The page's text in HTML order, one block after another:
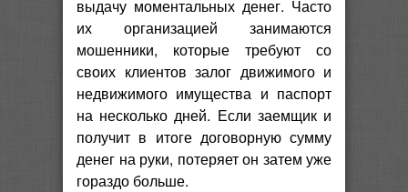
выдачу моментальных денег. Часто
их организацией занимаются
мошенники, которые требуют со
своих клиентов залог движимого и
недвижимого имущества и паспорт
на несколько дней. Если заемщик и
получит в итоге договорную сумму
денег на руки, потеряет он затем уже
гораздо больше.